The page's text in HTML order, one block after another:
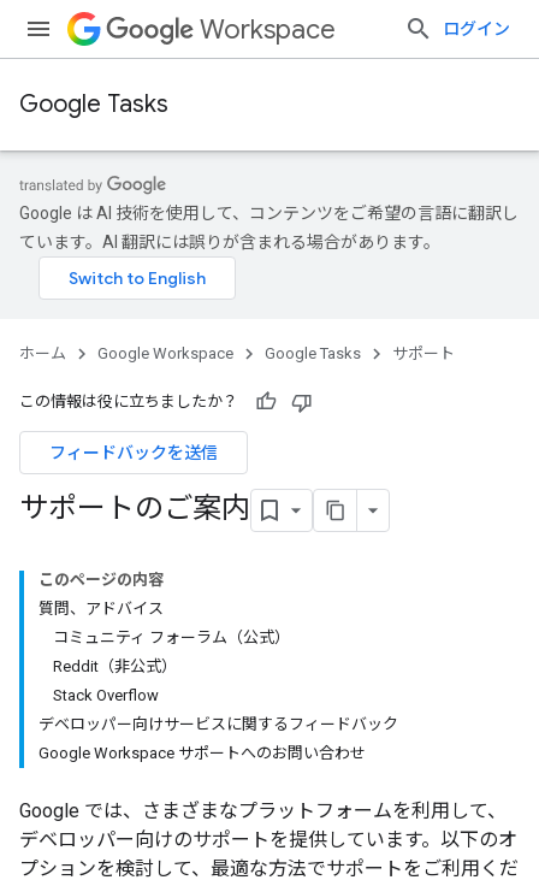
Workspace ログイン
Google Tasks
Google は AI 技術を使用して、コンテンツをご希望の言語に翻訳し
ています。AI 翻訳には誤りが含まれる場合があります。
ホーム Google Workspace Google Tasks サポート
この情報は役に立ちましたか？
フィードバックを送信
サポートのご案内
このページの内容
質問、アドバイス
コミュニティ フォーラム（公式）
Reddit（非公式）
Stack Overflow
デベロッパー向けサービスに関するフィードバック
Google Workspace サポートへのお問い合わせ
Google では、さまざまなプラットフォームを利用して、
デベロッパー向けのサポートを提供しています。以下のオ
プションを検討して、最適な方法でサポートをご利用くだ